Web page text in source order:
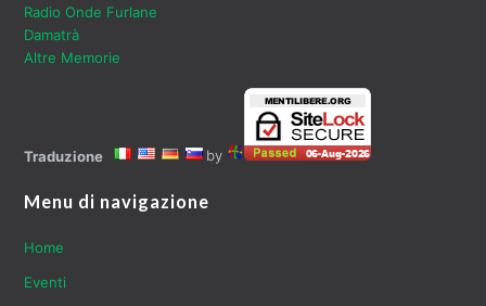
Radio Onde Furlane
Damatrà
Altre Memorie
Traduzione by
Menu di navigazione
Home
Eventi